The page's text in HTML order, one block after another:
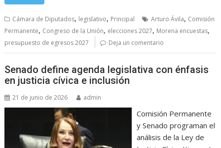
Cámara de Diputados, legislativo, Principal Arturo Ávila, Comisión
Permanente, Congreso de la Unión, elecciones 2027, Morena encuestas,
presupuesto de egresos 2027 Deja un comentario
Senado define agenda legislativa con énfasis
en justicia cívica e inclusión
21 de junio de 2026 admin
Comisión Permanente
y Senado programan el
análisis de la Ley de